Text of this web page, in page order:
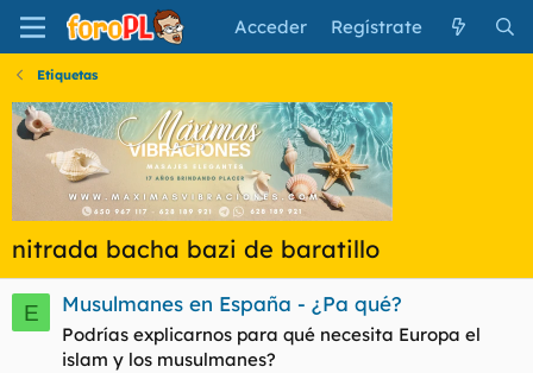
Acceder Regístrate
Etiquetas
nitrada bacha bazi de baratillo
E Musulmanes en España - ¿Pa qué?
Podrías explicarnos para qué necesita Europa el
islam y los musulmanes?